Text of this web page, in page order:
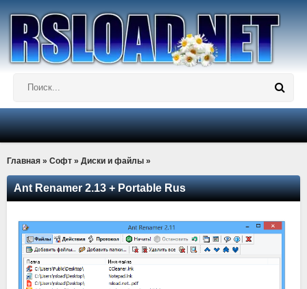
Главная » Софт » Диски и файлы »
Ant Renamer 2.13 + Portable Rus